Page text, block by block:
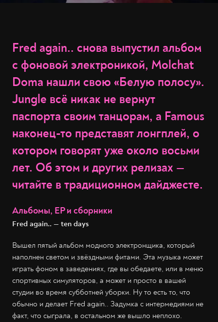
Fred again.. снова выпустил альбом
с фоновой электроникой, Molchat
Doma нашли свою «Белую полосу».
Jungle всё никак не вернут
паспорта своим танцорам, а Famous
наконец-то представят лонгплей, о
котором говорят уже около восьми
лет. Об этом и других релизах —
читайте в традиционном дайджесте.
Альбомы, EP и сборники
Fred again.. — ten days
Вышел пятый альбом модного электронщика, который
наполнен светом и звёздными фитами. Эта музыка может
играть фоном в заведениях, где вы обедаете, или в меню
спортивных симуляторов, а может и просто в вашей
студии во время субботней уборки. Ну то есть то, что
обычно и делает Fred again.. Задумка с интермедиями не
факт, что сыграла, в остальном же вышло неплохо.